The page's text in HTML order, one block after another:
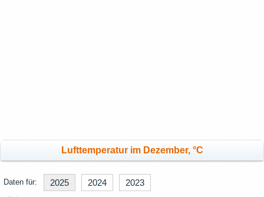
Lufttemperatur im Dezember, °C
Daten für: 2025 2024 2023